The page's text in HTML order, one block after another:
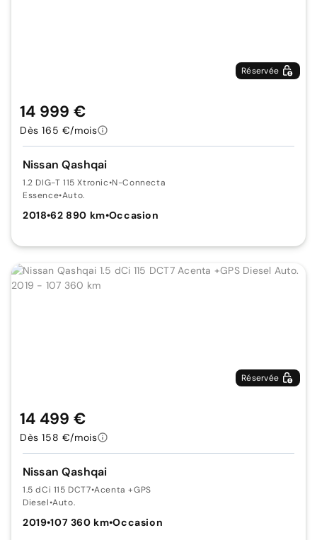
Réservée
Nissan Qashqai
1.2 DIG-T 115 Xtronic•N-Connecta
Essence•Auto.
2018•62 890 km•Occasion
14 999 €
Dès 165 €/mois
Réservée
Nissan Qashqai
1.5 dCi 115 DCT7•Acenta +GPS
Diesel•Auto.
2019•107 360 km•Occasion
14 499 €
Dès 158 €/mois